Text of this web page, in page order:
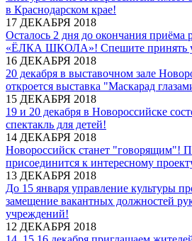
в Краснодарском крае!
17 ДЕКАБРЯ 2018
Осталось 2 дня до окончания приёма
«ЁЛКА ШКОЛА»! Спешите принять
16 ДЕКАБРЯ 2018
20 декабря в выставочном зале
откроется выставка "Маскарад
15 ДЕКАБРЯ 2018
19 и 20 декабря в Новороссийске
спектакль для детей!
14 ДЕКАБРЯ 2018
Новороссийск станет "говорящим"!
присоединится к интересному
13 ДЕКАБРЯ 2018
До 15 января управление культуры
замещение вакантных должностей
учреждений!
12 ДЕКАБРЯ 2018